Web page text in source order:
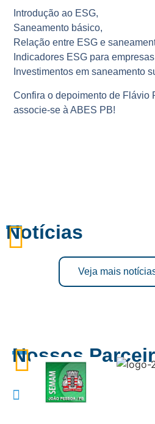
Introdução ao ESG,
Saneamento básico,
Relação entre ESG e
Indicadores ESG para
Investimentos em saneamento
Confira o depoimento de Flávio
associe-se à ABES PB!
Notícias
Veja mais
Nossos